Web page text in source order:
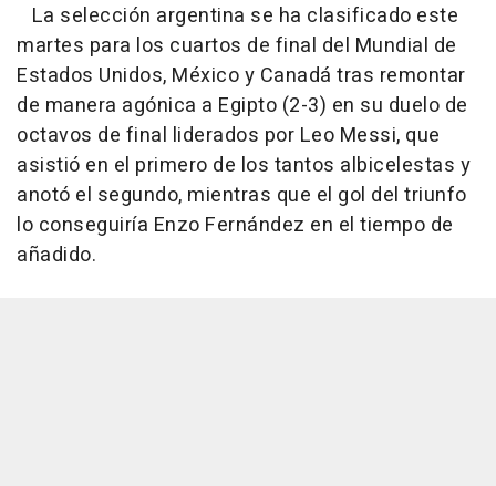
La selección argentina se ha clasificado este
martes para los cuartos de final del Mundial de
Estados Unidos, México y Canadá tras remontar
de manera agónica a Egipto (2-3) en su duelo de
octavos de final liderados por Leo Messi, que
asistió en el primero de los tantos albicelestas y
anotó el segundo, mientras que el gol del triunfo
lo conseguiría Enzo Fernández en el tiempo de
añadido.